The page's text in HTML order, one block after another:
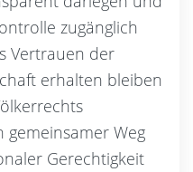
zugänglich
Vertrauen der
erhalten bleiben
gemeinsamer Weg
Gerechtigkeit